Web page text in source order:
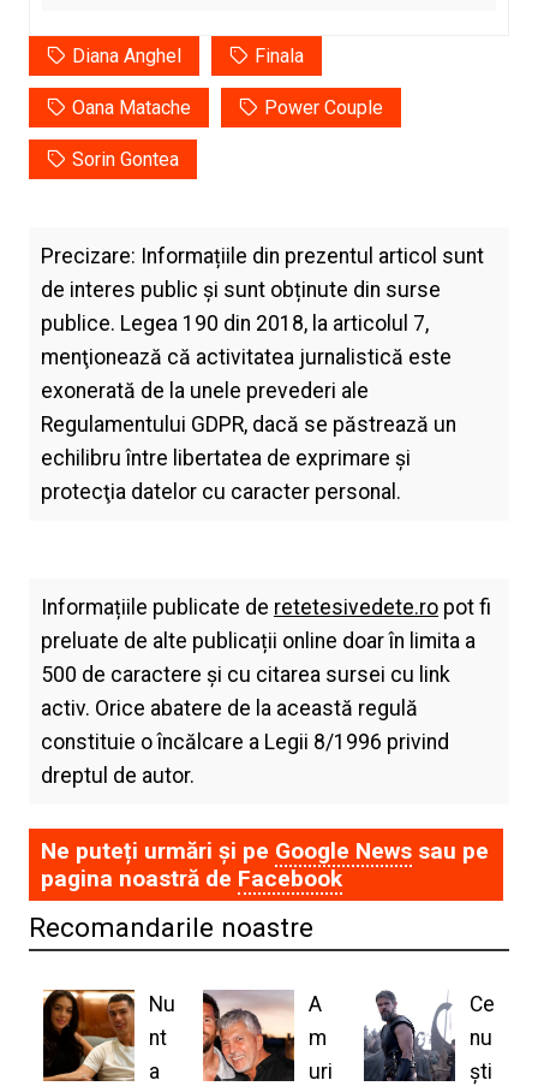
Diana Anghel Finala
Oana Matache Power Couple
Sorin Gontea
Precizare: Informațiile din prezentul articol sunt
de interes public și sunt obținute din surse
publice. Legea 190 din 2018, la articolul 7,
menţionează că activitatea jurnalistică este
exonerată de la unele prevederi ale
Regulamentului GDPR, dacă se păstrează un
echilibru între libertatea de exprimare şi
protecţia datelor cu caracter personal.
Informațiile publicate de retetesivedete.ropot fi
preluate de alte publicații online doar în limita a
500 de caractere și cu citarea sursei cu link
activ. Orice abatere de la această regulă
constituie o încălcare a Legii 8/1996 privind
dreptul de autor.
Ne puteți urmări și pe Google Newssau pe
pagina noastră de Facebook
Recomandarile noastre
Nu
nt
a
A
m
uri
Ce
nu
ști